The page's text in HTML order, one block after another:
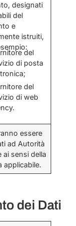
designati
del
e
istruiti,
del
di posta
del
di web
essere
ad Autorità
ai sensi della
applicabile.
dei Dati